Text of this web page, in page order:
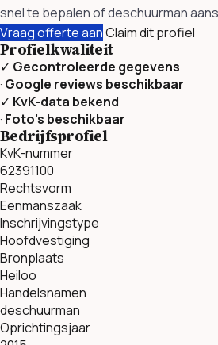
snel te bepalen of deschuurman
Vraag offerte aanClaim dit profiel
Profielkwaliteit
✓ Gecontroleerde gegevens
· Google reviews beschikbaar
✓ KvK-data bekend
· Foto’s beschikbaar
Bedrijfsprofiel
KvK-nummer
62391100
Rechtsvorm
Eenmanszaak
Inschrijvingstype
Hoofdvestiging
Bronplaats
Heiloo
Handelsnamen
deschuurman
Oprichtingsjaar